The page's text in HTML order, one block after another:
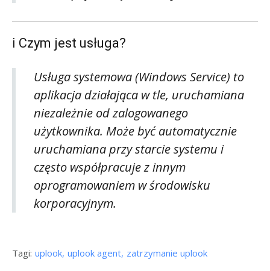
ℹ️ Czym jest usługa?
Usługa systemowa (Windows Service) to
aplikacja działająca w tle, uruchamiana
niezależnie od zalogowanego
użytkownika. Może być automatycznie
uruchamiana przy starcie systemu i
często współpracuje z innym
oprogramowaniem w środowisku
korporacyjnym.
Tagi: uplook uplook agent zatrzymanie uplook